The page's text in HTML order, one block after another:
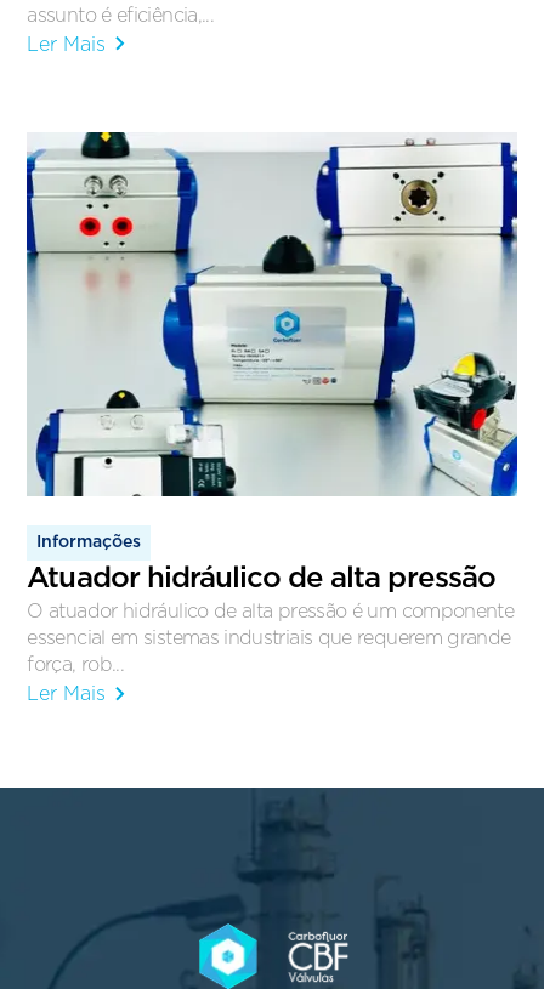
assunto é eficiência,...
Ler Mais
Informações
Atuador hidráulico de alta pressão
O atuador hidráulico de alta pressão é um componente
essencial em sistemas industriais que requerem grande
força, rob...
Ler Mais